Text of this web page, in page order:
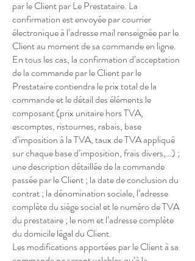
par le Client par Le Prestataire. La
confirmation est envoyée par courrier
électronique à l’adresse mail renseignée par le
Client au moment de sa commande en ligne.
En tous les cas, la confirmation d’acceptation
de la commande par le Client par le
Prestataire contiendra le prix total de la
commande et le détail des éléments le
composant (prix unitaire hors TVA,
escomptes, ristournes, rabais, base
d’imposition à la TVA, taux de TVA appliqué
sur chaque base d’imposition, frais divers,…) ;
une description détaillée de la commande
passée par le Client ; la date de conclusion du
contrat ; la dénomination sociale, l’adresse
complète du siège social et le numéro de TVA
du prestataire ; le nom et l’adresse complète
du domicile légal du Client.
Les modifications apportées par le Client à sa